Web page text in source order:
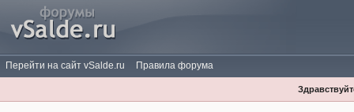
Перейти на сайт vSalde.ru Правила форума